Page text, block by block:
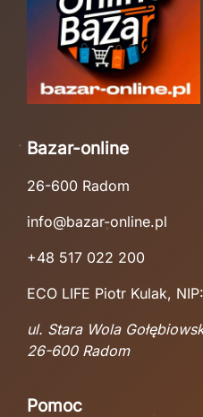
Bazar-online
26-600 Radom
info@bazar-online.pl
+48 517 022 200
ECO LIFE Piotr Kulak,
ul. Stara Wola
26-600 Radom
Pomoc